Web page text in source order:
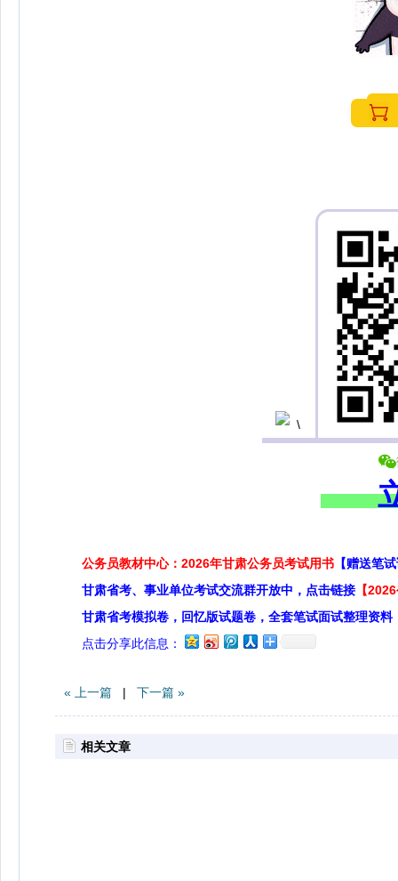
公务员教材中心：2026年甘肃公务员考试用书 【赠送笔
甘肃省考、事业单位考试交流群开放中，点击链接 【
甘肃省考模拟卷，回忆版试题卷，全套笔试面试整理资料
点击分享此信息：
« 上一篇 | 下一篇 »
相关文章